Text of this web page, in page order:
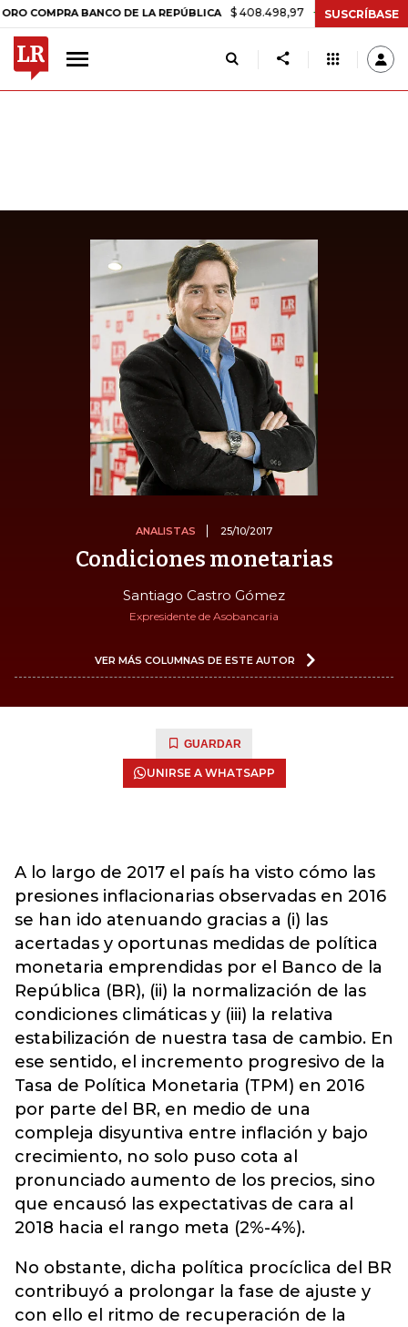
BANCO DE LA REPÚBLICA $ 408.498,97 +$ 8.753,81 +2,19%
SUSCRÍBASE
ANALISTAS 25/10/2017
Condiciones monetarias
Santiago Castro Gómez
Expresidente de Asobancaria
VER MÁS COLUMNAS DE ESTE AUTOR
GUARDAR
UNIRSE A WHATSAPP
A lo largo de 2017 el país ha visto cómo las
presiones inflacionarias observadas en 2016
se han ido atenuando gracias a (i) las
acertadas y oportunas medidas de política
monetaria emprendidas por el Banco de la
República (BR), (ii) la normalización de las
condiciones climáticas y (iii) la relativa
estabilización de nuestra tasa de cambio. En
ese sentido, el incremento progresivo de la
Tasa de Política Monetaria (TPM) en 2016
por parte del BR, en medio de una
compleja disyuntiva entre inflación y bajo
crecimiento, no solo puso cota al
pronunciado aumento de los precios, sino
que encausó las expectativas de cara al
2018 hacia el rango meta (2%-4%).
No obstante, dicha política procíclica del BR
contribuyó a prolongar la fase de ajuste y
con ello el ritmo de recuperación de la